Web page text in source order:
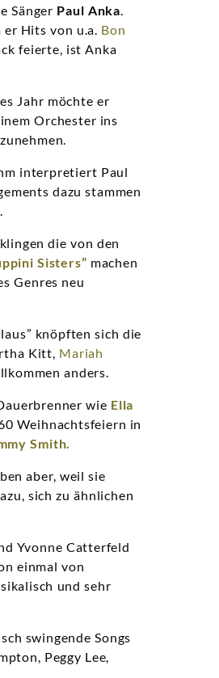
Sänger Paul Anka.
er Hits von u.a. Bon
feierte, ist Anka
Jahr möchte er
Orchester ins
interpretiert Paul
dazu stammen
die von den
Sisters” machen
Genres neu
knöpften sich die
Kitt, Mariah
anders.
wie Ella
Weihnachtsfeiern in
Smith.
aber, weil sie
sich zu ähnlichen
Yvonne Catterfeld
einmal von
und sehr
swingende Songs
Peggy Lee,